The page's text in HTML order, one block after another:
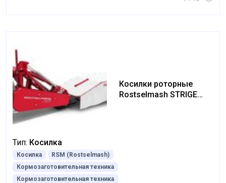
Косилки роторные
Rostselmash STRIGE
Тип: Косилка
Косилка
RSM (Rostselmash)
Кормозаготовительная техника
Кормозаготовительная техника